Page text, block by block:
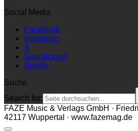
Social Media
Facebook
Instagram
X
Soundcloud
Spotify
Suche
Search for:
FAZE Music & Verlags GmbH ·
42117 Wuppertal · www.fazemag.de